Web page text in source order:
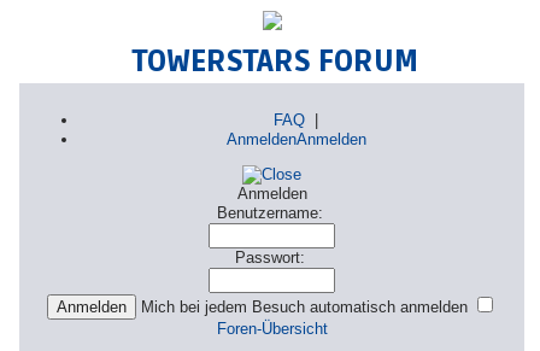
TOWERSTARS FORUM
FAQ |
AnmeldenAnmelden
Anmelden
Benutzername:
Passwort:
Mich bei jedem Besuch automatisch anmelden
Foren-Übersicht